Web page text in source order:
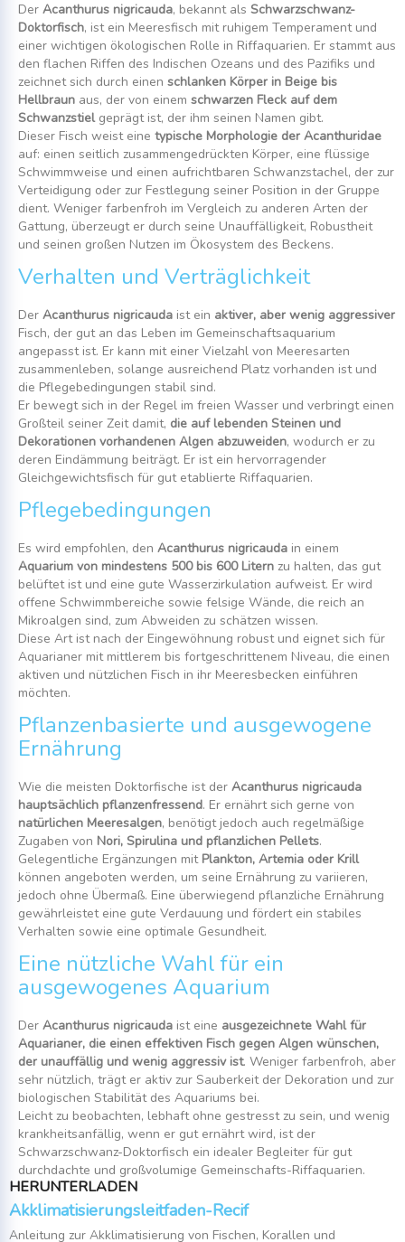
Der Acanthurus nigricauda, bekannt als Schwarzschwanz-
Doktorfisch, ist ein Meeresfisch mit ruhigem Temperament und
einer wichtigen ökologischen Rolle in Riffaquarien. Er stammt aus
den flachen Riffen des Indischen Ozeans und des Pazifiks und
zeichnet sich durch einen schlanken Körper in Beige bis
Hellbraun aus, der von einem schwarzen Fleck auf dem
Schwanzstielgeprägt ist, der ihm seinen Namen gibt.
Dieser Fisch weist eine typische Morphologie der Acanthuridae
auf: einen seitlich zusammengedrückten Körper, eine flüssige
Schwimmweise und einen aufrichtbaren Schwanzstachel, der zur
Verteidigung oder zur Festlegung seiner Position in der Gruppe
dient. Weniger farbenfroh im Vergleich zu anderen Arten der
Gattung, überzeugt er durch seine Unauffälligkeit, Robustheit
und seinen großen Nutzen im Ökosystem des Beckens.
Verhalten und Verträglichkeit
Der Acanthurus nigricauda ist ein aktiver, aber wenig aggressiver
Fisch, der gut an das Leben im Gemeinschaftsaquarium
angepasst ist. Er kann mit einer Vielzahl von Meeresarten
zusammenleben, solange ausreichend Platz vorhanden ist und
die Pflegebedingungen stabil sind.
Er bewegt sich in der Regel im freien Wasser und verbringt einen
Großteil seiner Zeit damit, die auf lebenden Steinen und
Dekorationen vorhandenen Algen abzuweiden, wodurch er zu
deren Eindämmung beiträgt. Er ist ein hervorragender
Gleichgewichtsfisch für gut etablierte Riffaquarien.
Pflegebedingungen
Es wird empfohlen, den Acanthurus nigricauda in einem
Aquarium von mindestens 500 bis 600 Litern zu halten, das gut
belüftet ist und eine gute Wasserzirkulation aufweist. Er wird
offene Schwimmbereiche sowie felsige Wände, die reich an
Mikroalgen sind, zum Abweiden zu schätzen wissen.
Diese Art ist nach der Eingewöhnung robust und eignet sich für
Aquarianer mit mittlerem bis fortgeschrittenem Niveau, die einen
aktiven und nützlichen Fisch in ihr Meeresbecken einführen
möchten.
Pflanzenbasierte und ausgewogene
Ernährung
Wie die meisten Doktorfische ist der Acanthurus nigricauda
hauptsächlich pflanzenfressend. Er ernährt sich gerne von
natürlichen Meeresalgen, benötigt jedoch auch regelmäßige
Zugaben von Nori, Spirulina und pflanzlichen Pellets.
Gelegentliche Ergänzungen mit Plankton, Artemia oder Krill
können angeboten werden, um seine Ernährung zu variieren,
jedoch ohne Übermaß. Eine überwiegend pflanzliche Ernährung
gewährleistet eine gute Verdauung und fördert ein stabiles
Verhalten sowie eine optimale Gesundheit.
Eine nützliche Wahl für ein
ausgewogenes Aquarium
Der Acanthurus nigricauda ist eine ausgezeichnete Wahl für
Aquarianer, die einen effektiven Fisch gegen Algen wünschen,
der unauffällig und wenig aggressiv ist. Weniger farbenfroh, aber
sehr nützlich, trägt er aktiv zur Sauberkeit der Dekoration und zur
biologischen Stabilität des Aquariums bei.
Leicht zu beobachten, lebhaft ohne gestresst zu sein, und wenig
krankheitsanfällig, wenn er gut ernährt wird, ist der
Schwarzschwanz-Doktorfisch ein idealer Begleiter für gut
durchdachte und großvolumige Gemeinschafts-Riffaquarien.
HERUNTERLADEN
Akklimatisierungsleitfaden-Recif
Anleitung zur Akklimatisierung von Fischen, Korallen und